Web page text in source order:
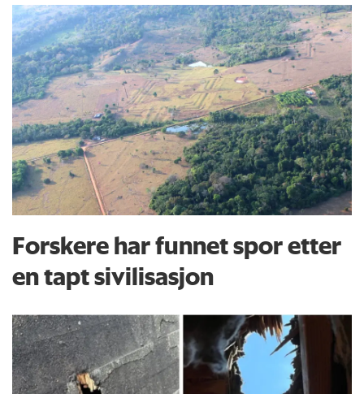
Forskere har funnet spor etter
en tapt sivilisasjon